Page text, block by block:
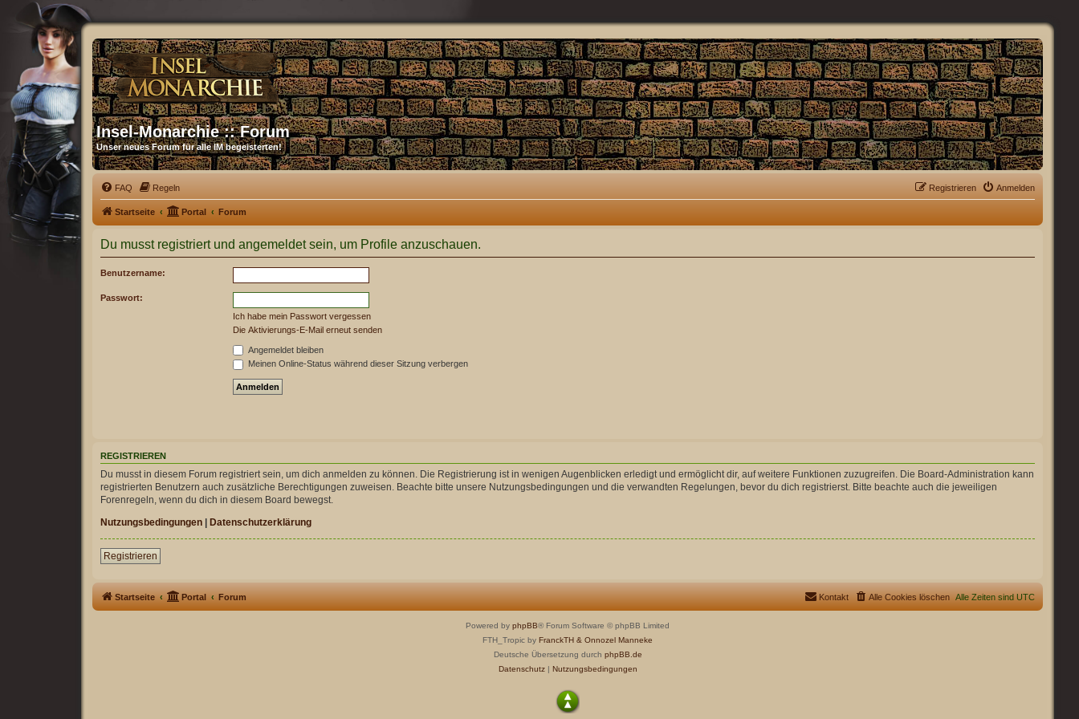
Insel-Monarchie :: Forum
Unser neues Forum für alle IM begeisterten!
FAQ Regeln Anmelden
Registrieren
Startseite Portal Forum
Du musst registriert und angemeldet sein, um Profile anzuschauen.
Benutzername:
Passwort:
Ich habe mein Passwort vergessen
Die Aktivierungs-E-Mail erneut senden
Angemeldet bleiben
Meinen Online-Status während dieser Sitzung verbergen
REGISTRIEREN
Du musst in diesem Forum registriert sein, um dich anmelden zu können. Die Registrierung ist in wenigen Augenblicken erledigt und ermöglicht dir, auf weitere Funktionen zuzugreifen. Die Board-Administration kann
registrierten Benutzern auch zusätzliche Berechtigungen zuweisen. Beachte bitte unsere Nutzungsbedingungen und die verwandten Regelungen, bevor du dich registrierst. Bitte beachte auch die jeweiligen
Forenregeln, wenn du dich in diesem Board bewegst.
Nutzungsbedingungen
Datenschutzerklärung
Registrieren
Startseite Portal Forum Alle Zeiten sind UTC
Alle Cookies löschen
Kontakt
Powered by phpBB® Forum Software © phpBB Limited
FTH_Tropic by FranckTH & Onnozel Manneke
Deutsche Übersetzung durch phpBB.de
Datenschutz| Nutzungsbedingungen